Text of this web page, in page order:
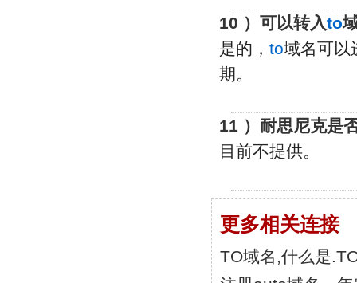
10 ）可以转入to
是的， to域名可以
期。
11 ）耐思尼克是
目前不提供。
更多相关连接
TO域名,什么是